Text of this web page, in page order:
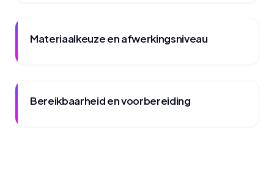
Materiaalkeuze en afwerkingsniveau
Bereikbaarheid en voorbereiding